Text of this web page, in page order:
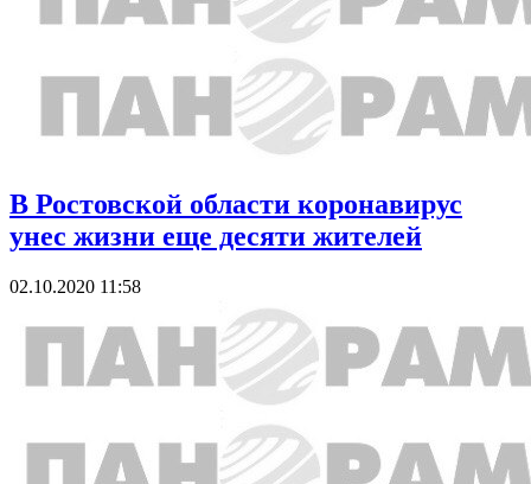
В Ростовской области коронавирус
унес жизни еще десяти жителей
02.10.2020 11:58